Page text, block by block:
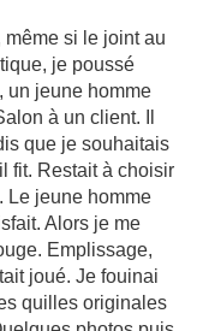
même si le joint au
je poussé
un jeune homme
à un client. Il
que je souhaitais
fit. Restait à choisir
Le jeune homme
Alors je me
Emplissage,
joué. Je fouinai
quilles originales